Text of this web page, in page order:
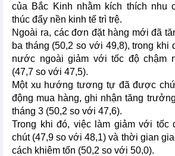
của Bắc Kinh nhằm kích thích nhu
thúc đẩy nền kinh tế trì trệ.
Ngoài ra, các đơn đặt hàng mới đã
ba tháng (50,2 so với 49,8), trong khi
nước ngoài giảm với tốc độ chậm
(47,7 so với 47,5).
Một xu hướng tương tự đã được
động mua hàng, ghi nhận tăng
tháng 3 (50,2 so với 47,6).
Trong khi đó, việc làm giảm với tốc
chút (47,9 so với 48,1) và thời gian
cách khiêm tốn (50,2 so với 50,0).